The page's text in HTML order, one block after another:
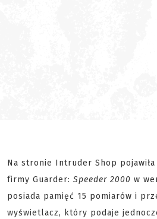
Na stronie Intruder Shop
firmy Guarder: Speeder 2000 w
posiada pamięć 15 pomiarów i
wyświetlacz, który podaje